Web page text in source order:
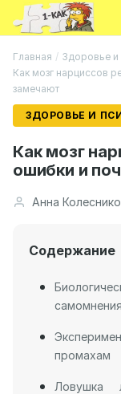
Главная / Здоровье и
Как мозг нарциссов
замечают
ЗДОРОВЬЕ И
Как мозг
ошибки и
Анна
Содержание
самомнения
промахам
Ловушка